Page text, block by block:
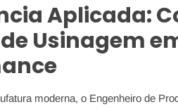
Aplicada:
Usinagem
moderna, o Engenheiro de